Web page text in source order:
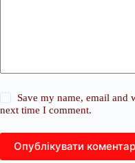
Save my name, email and
next time I comment.
Опублікувати коментар